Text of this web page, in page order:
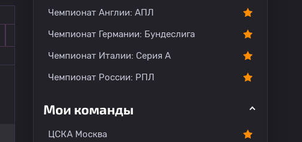
Прогноз Комментарии
Чемпионат Англии: АПЛ
Чемпионат Германии: Бундеслига
Чемпионат Италии: Серия А
Чемпионат России: РПЛ
Мои команды
ЦСКА Москва